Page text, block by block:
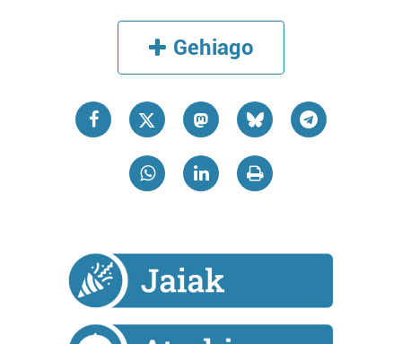
erabiltzen dituen hauta dezakezu.
Bazkide batzuek ez dizute baimenik eskatzen, eta beren
bazkideen zerrenda, beren ustez zein helburutarako
duten interes legitimoa eta horren aurka nola egin
Lortu zure datu pertsonalak prozesatzeko moduari
zure baimena Cookieen adierazpenean.
Webgune honek cookie propioak eta hirugarrenen cookie-
Gehiago